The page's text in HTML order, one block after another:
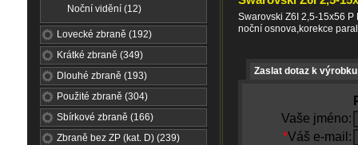
Noční vidění (12)
Lovecké zbraně (192)
Krátké zbraně (349)
Dlouhé zbraně (193)
Použité zbraně (304)
Sbírkové zbraně (166)
Zbraně bez ZP (kat. D) (239)
Swarovski Z6I 2,5-15x56
noční osnova,korekce
Zaslat dotaz k výrobku
Vaše jméno:
*Váš e-mail: